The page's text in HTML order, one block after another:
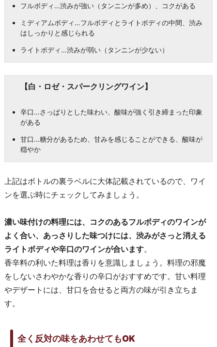
フルボディ…渋みが強い（タンニンが多め）、コクがある
ミディアムボディ…フルボディとライトボディの中間、渋み
はしっかりと感じられる
ライトボディ…渋みが弱い（タンニンが少ない）
【白・ロゼ・スパークリングワイン】
辛口…さっぱりとした味わい、酸味が強く引き締まった印象
がある
甘口…糖分があるため、甘みを感じることができる、酸味が
穏やか
上記はボトルの裏ラベルに大体記載されているので、ワイ
ンを選ぶ時にチェックしてみましょう。
濃い味付けの料理には、コクのあるフルボディのワインが
よく合い、あっさりした味つけには、渋みがさっと消える
ライトボディや辛口のワインが合います。
香辛料の利いた料理は香りを意識しましょう。料理の邪魔
をしないさわやかな香りの辛口がおすすめです。甘い料理
やデザートには、甘口を合せると両方の味が引き立ちま
す。
全く反対の味をあわせてもOK